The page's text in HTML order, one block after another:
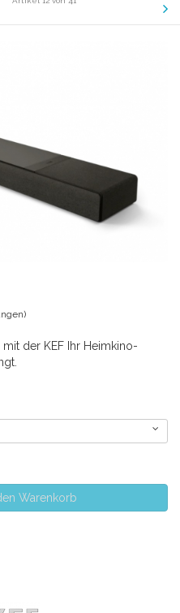
mit der KEF Ihr Heimkino-
Warenkorb